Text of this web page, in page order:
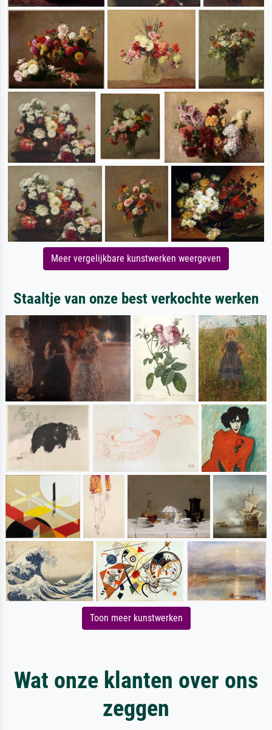
Meer vergelijkbare kunstwerken weergeven
Staaltje van onze best verkochte werken
Toon meer kunstwerken
Wat onze klanten over ons
zeggen